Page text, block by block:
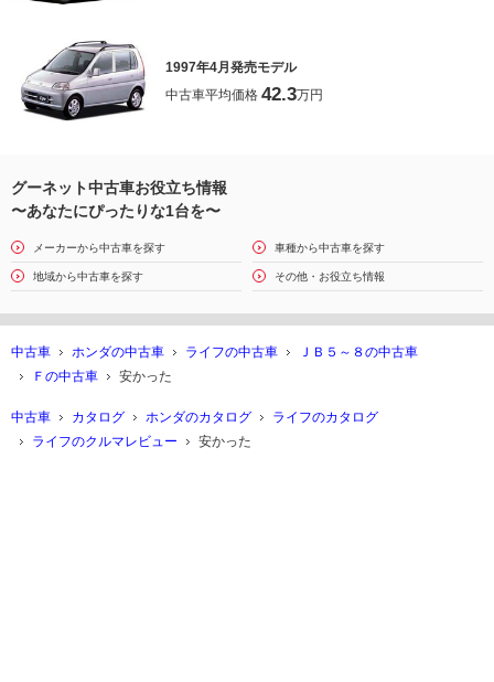
1997年4月発売モデル
中古車平均価格 42.3万円
グーネット中古車お役立ち情報
〜あなたにぴったりな1台を〜
メーカーから中古車を探す 車種から中古車を探す
地域から中古車を探す その他・お役立ち情報
中古車 ホンダの中古車 ライフの中古車
ＪＢ５～８の中古車
Ｆの中古車
安かった
中古車 カタログ ホンダのカタログ
ライフのカタログ
ライフのクルマレビュー
安かった